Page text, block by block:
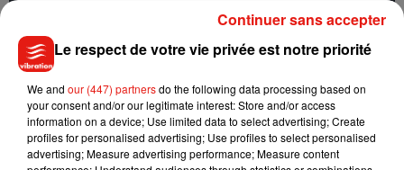
dépôt de cookies que vous avez exprimé. Si vous
souhaitez l'afficher, merci de nous donner votre accord
en cliquant sur le bouton ci-dessous.
Afficher l'élément
"L’une des missions les plus inestimables au monde est de
Le respect de votre vie privée est notre priorité
We and our (447) partnersdo the following data processing based on
your consent and/or our legitimate interest: Store and/or access
information on a device; Use limited data to select advertising; Create
profiles for personalised advertising; Use profiles to select personalised
advertising; Measure advertising performance; Measure content
Continuer sans accepter